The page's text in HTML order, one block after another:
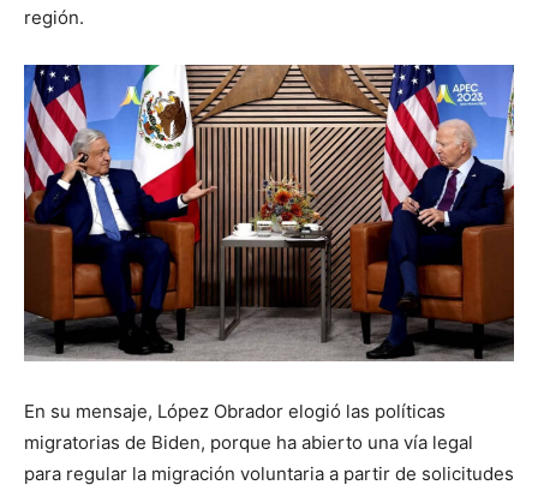
región.
En su mensaje, López Obrador elogió las políticas
migratorias de Biden, porque ha abierto una vía legal
para regular la migración voluntaria a partir de solicitudes